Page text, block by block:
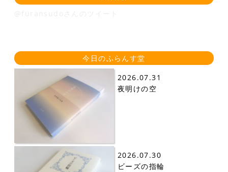
今日のふらんす堂
2026.07.31
夜明けの空
2026.07.30
ビーズの指輪